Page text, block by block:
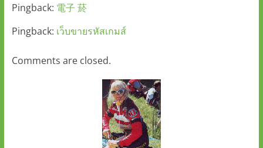
Pingback: 電子 菸
Pingback: เว็บขายรหัสเกมส์
Comments are closed.